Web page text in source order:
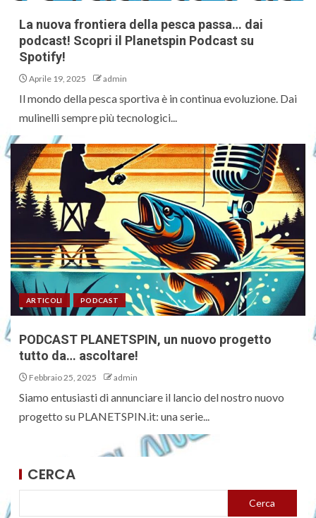
La nuova frontiera della pesca passa… dai
podcast! Scopri il Planetspin Podcast su
Spotify!
Aprile 19, 2025 admin
Il mondo della pesca sportiva è in continua evoluzione. Dai
mulinelli sempre più tecnologici...
ARTICOLI PODCAST
PODCAST PLANETSPIN, un nuovo progetto
tutto da… ascoltare!
Febbraio 25, 2025 admin
​Siamo entusiasti di annunciare il lancio del nostro nuovo
progetto su PLANETSPIN.it: una serie...
CERCA
Cerca